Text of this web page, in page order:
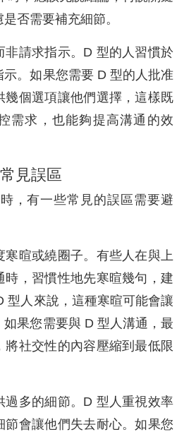
否需要補充細節。
非請求指示。D 型的人習慣於
。如果您需要 D 型的人批准
幾個選項讓他們選擇，這樣既
需求，也能夠提高溝通的效
見誤區
，有一些常見的誤區需要避
寒暄或繞圈子。有些人在與上
時，習慣性地先寒暄幾句，建
型人來說，這種寒暄可能會讓
果您需要與 D 型人溝通，最
將社交性的內容壓縮到最低限
過多的細節。D 型人重視效率
節會讓他們失去耐心。如果您